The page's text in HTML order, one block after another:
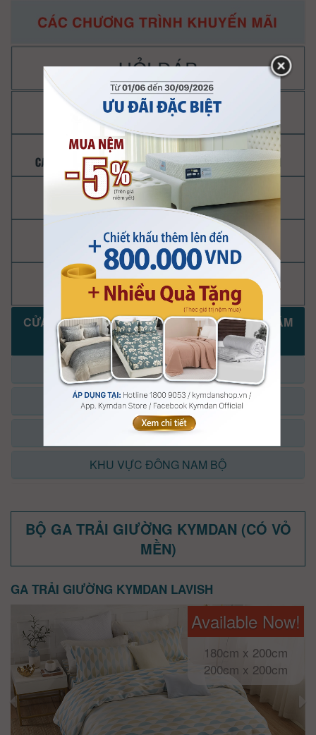
CỬA HÀNG, ĐẠI LÝ KYMDAN KHAI TRƯƠNG NĂM
2025-2026
KHU VỰC MIỀN BẮC
KHU VỰC MIỀN TRUNG
KHU VỰC TP.HỒ CHÍ MINH
KHU VỰC ĐÔNG NAM BỘ
BỘ GA TRẢI GIƯỜNG KYMDAN (CÓ VỎ
MỀN)
GA TRẢI GIƯỜNG KYMDAN LAVISH
Available Now!
180cm x 200cm
200cm x 200cm